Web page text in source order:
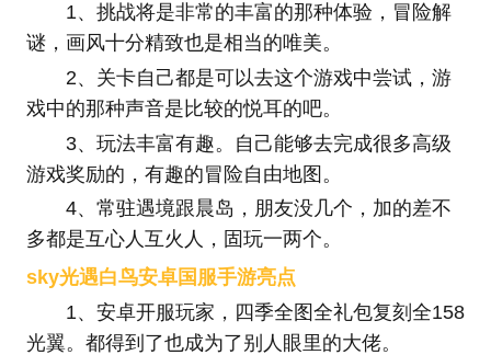
1、挑战将是非常的丰富的那种体验，冒险解
谜，画风十分精致也是相当的唯美。
2、关卡自己都是可以去这个游戏中尝试，游
戏中的那种声音是比较的悦耳的吧。
3、玩法丰富有趣。自己能够去完成很多高级
游戏奖励的，有趣的冒险自由地图。
4、常驻遇境跟晨岛，朋友没几个，加的差不
多都是互心人互火人，固玩一两个。
sky光遇白鸟安卓国服手游亮点
1、安卓开服玩家，四季全图全礼包复刻全158
光翼。都得到了也成为了别人眼里的大佬。